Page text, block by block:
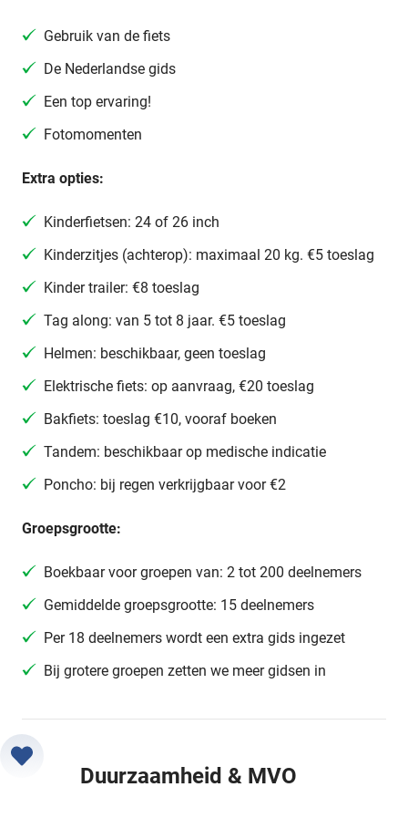
Gebruik van de fiets
De Nederlandse gids
Een top ervaring!
Fotomomenten
Extra opties:
Kinderfietsen: 24 of 26 inch
Kinderzitjes (achterop): maximaal 20 kg. €5 toeslag
Kinder trailer: €8 toeslag
Tag along: van 5 tot 8 jaar. €5 toeslag
Helmen: beschikbaar, geen toeslag
Elektrische fiets: op aanvraag, €20 toeslag
Bakfiets: toeslag €10, vooraf boeken
Tandem: beschikbaar op medische indicatie
Poncho: bij regen verkrijgbaar voor €2
Groepsgrootte:
Boekbaar voor groepen van: 2 tot 200 deelnemers
Gemiddelde groepsgrootte: 15 deelnemers
Per 18 deelnemers wordt een extra gids ingezet
Bij grotere groepen zetten we meer gidsen in
Duurzaamheid & MVO